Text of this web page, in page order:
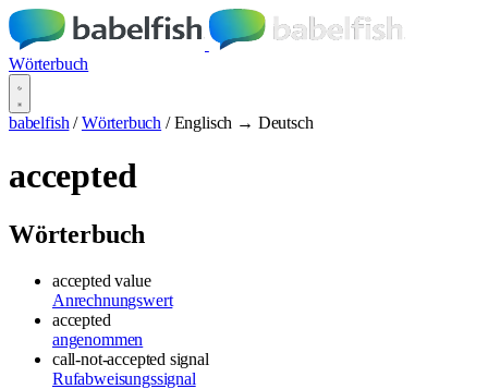
Wörterbuch
babelfish / Wörterbuch / Englisch → Deutsch
accepted
Wörterbuch
accepted value
Anrechnungswert
accepted
angenommen
call-not-accepted signal
Rufabweisungssignal